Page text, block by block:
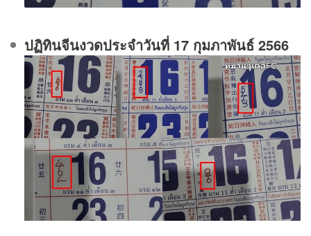
ปฏิทินจีนงวดประจําวันที่ 17 กุมภาพันธ์ 2566